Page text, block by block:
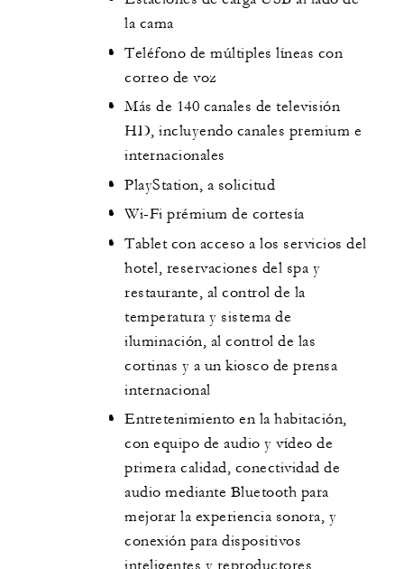
la cama
Teléfono de múltiples líneas con
correo de voz
Más de 140 canales de televisión
HD, incluyendo canales premium e
internacionales
PlayStation, a solicitud
Wi-Fi prémium de cortesía
Tablet con acceso a los servicios del
hotel, reservaciones del spa y
restaurante, al control de la
temperatura y sistema de
iluminación, al control de las
cortinas y a un kiosco de prensa
internacional
Entretenimiento en la habitación,
con equipo de audio y vídeo de
primera calidad, conectividad de
audio mediante Bluetooth para
mejorar la experiencia sonora, y
conexión para dispositivos